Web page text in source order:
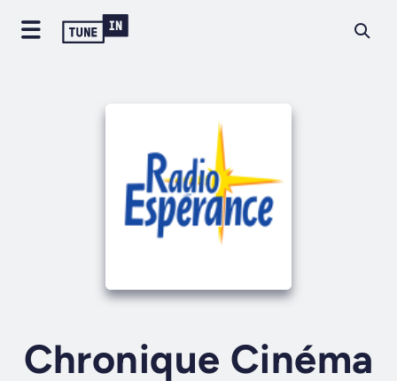
Chronique Cinéma